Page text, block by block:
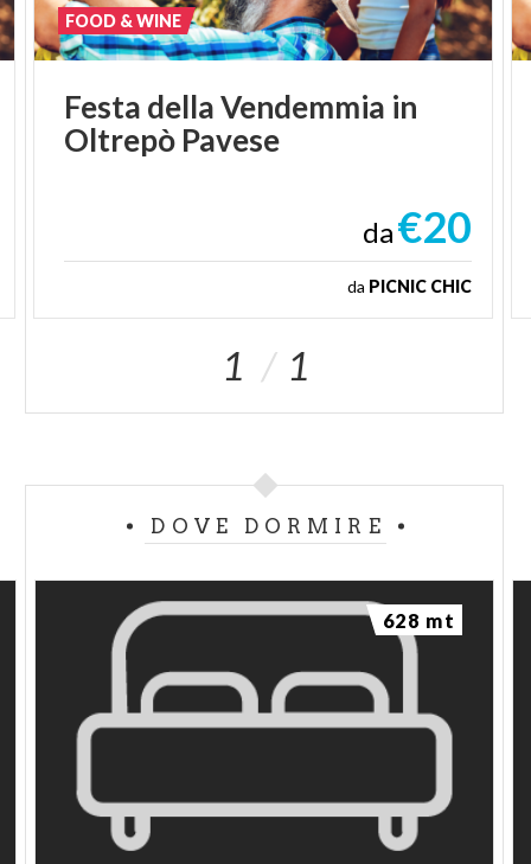
Festa della Vendemmia in
Oltrepò Pavese
FOOD & WINE
da€20
da PICNIC CHIC
1 1
DOVE DORMIRE
628 mt